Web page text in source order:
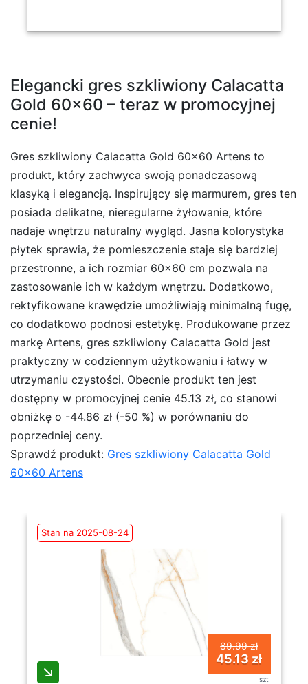
Elegancki gres szkliwiony Calacatta
Gold 60×60 – teraz w promocyjnej
cenie!
Gres szkliwiony Calacatta Gold 60×60 Artens to
produkt, który zachwyca swoją ponadczasową
klasyką i elegancją. Inspirujący się marmurem, gres ten
posiada delikatne, nieregularne żyłowanie, które
nadaje wnętrzu naturalny wygląd. Jasna kolorystyka
płytek sprawia, że pomieszczenie staje się bardziej
przestronne, a ich rozmiar 60×60 cm pozwala na
zastosowanie ich w każdym wnętrzu. Dodatkowo,
rektyfikowane krawędzie umożliwiają minimalną fugę,
co dodatkowo podnosi estetykę. Produkowane przez
markę Artens, gres szkliwiony Calacatta Gold jest
praktyczny w codziennym użytkowaniu i łatwy w
utrzymaniu czystości. Obecnie produkt ten jest
dostępny w promocyjnej cenie 45.13 zł, co stanowi
obniżkę o -44.86 zł (-50 %) w porównaniu do
poprzedniej ceny.
Sprawdź produkt: Gres szkliwiony Calacatta Gold
60×60 Artens
Stan na 2025-08-24
89.99 zł
45.13 zł
szt